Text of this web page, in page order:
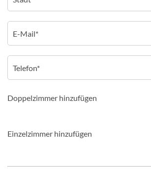
Doppelzimmer hinzufügen
Einzelzimmer hinzufügen